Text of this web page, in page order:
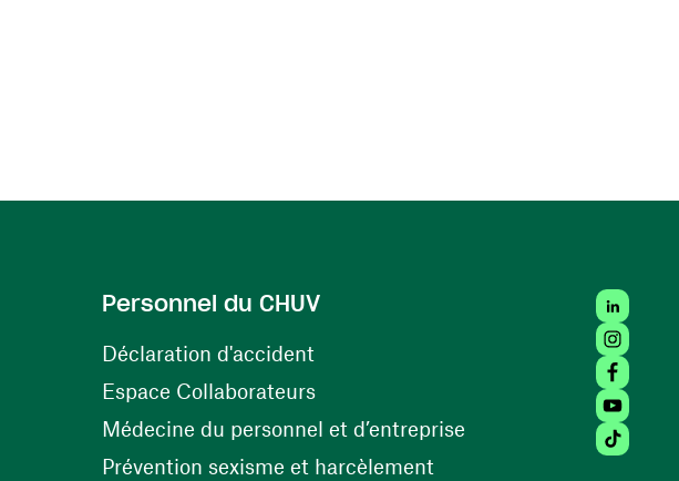
Personnel du CHUV
Déclaration d'accident(ouvre une nouvelle fenêtre)
Espace Collaborateurs(ouvre une nouvelle fenêtre)
Médecine du personnel et d’entreprise(ouvre une nouvelle
Prévention sexisme et harcèlement(ouvre une nouvelle
Tiktok